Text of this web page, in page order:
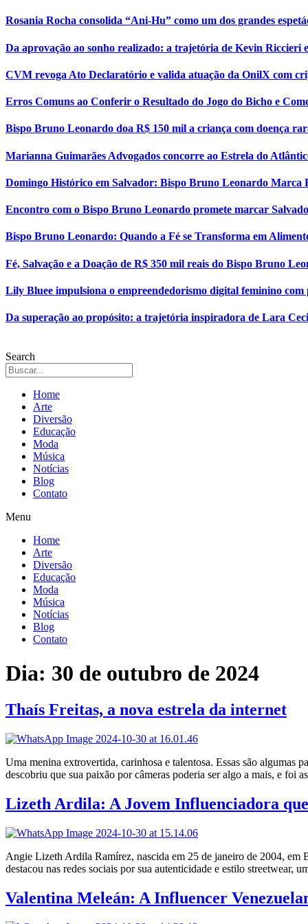
Rosania Rocha consolida “Ani-Hu” como um dos grandes
Da aprovação ao sonho realizado: a trajetória de Kevin Riccieri
CVM revoga Ato Declaratório e valida atuação da OnilX com
Erros Comuns ao Conferir o Resultado do Jogo do Bicho e
Bispo Bruno Leonardo doa R$ 150 mil a criança com doença
Marianna Guimarães Advogados concorre ao Estrela do
Domingo Histórico em Salvador: Bispo Bruno Leonardo Marca
Encontro com o Bispo Bruno Leonardo promete marcar
Bispo Bruno Leonardo: Quando a Fé se Transforma em
Fé, Salvação e a Doação de R$ 350 mil reais do Bispo Bruno
Lily Bluee impulsiona o empreendedorismo digital feminino com
Da superação ao propósito: a trajetória inspiradora de Lara
Search
Home
Arte
Diversão
Educação
Moda
Música
Notícias
Blog
Contato
Menu
Home
Arte
Diversão
Educação
Moda
Música
Notícias
Blog
Contato
Dia: 30 de outubro de 2024
Thaís Freitas, a nova estrela da internet
Uma menina extrovertida, carinhosa e talentosa. Essas são algumas
descobriu que sua paixão por câmeras poderia ser algo a mais, e
Lizeth Ardila: A Jovem Influenciadora
Angie Lizeth Ardila Ramírez, nascida em 25 de janeiro de 2004, em
destacou nas redes sociais por sua autenticidade e estilo
Valentina Meleán: A Influencer